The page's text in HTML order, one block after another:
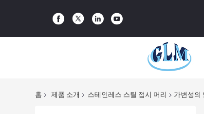
홈 제품 소개 스테인레스 스틸 접시 머리 가변성의